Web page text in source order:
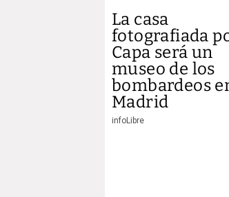
La casa
fotografiada
Capa será un
museo de los
bombardeos
Madrid
infoLibre